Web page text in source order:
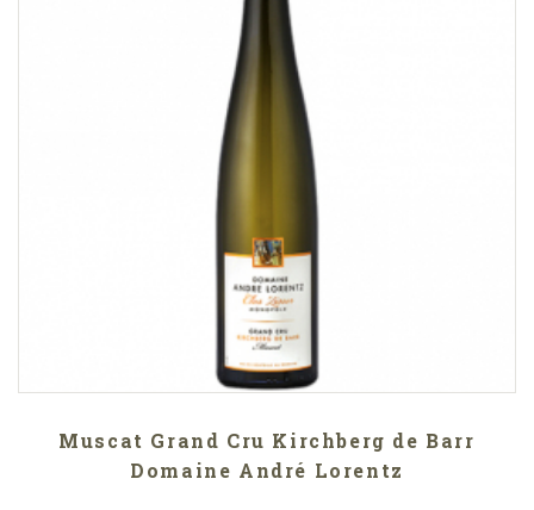
Muscat Grand Cru Kirchberg de Barr
Domaine André Lorentz